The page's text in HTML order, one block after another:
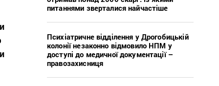
питаннями зверталися найчастіше
Психіатричне відділення у Дрогобицькій
колонії незаконно відмовило НПМ у
доступі до медичної документації –
правозахисниця